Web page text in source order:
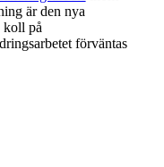
är den nya
koll på
förväntas